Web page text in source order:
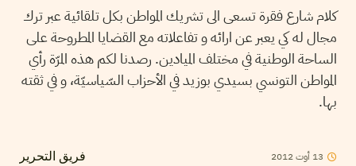
كلام شارع فقرة تسعى الى تشريك المواطن بكل تلقائية عبر ترك
مجال له كي يعبر عن ارائه و تفاعلاته مع القضايا المطروحة على
الساحة الوطنية في مختلف الميادين. رصدنا لكم هذه المرّة رأي
المواطن التونسي بسيدي بوزيد في الأحزاب السّياسيّة، و في ثقته
بها.
فريق التحرير 13 أوت2012